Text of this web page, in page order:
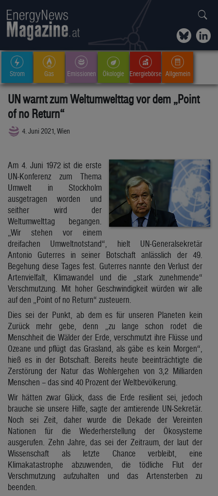
Strom Gas Emissionen Ökologie Energiebörse Allgemein
UN warnt zum Weltumwelttag vor dem „Point
of no Return“
4. Juni 2021, Wien
Am 4. Juni 1972 ist die erste
UN-Konferenz zum Thema
Umwelt in Stockholm
ausgetragen worden und
seither wird der
Weltumwelttag begangen.
„Wir stehen vor einem
dreifachen Umweltnotstand“, hielt UN-Generalsekretär
Antonio Guterres in seiner Botschaft anlässlich der 49.
Begehung diese Tages fest. Guterres nannte den Verlust der
Artenvielfalt, Klimawandel und die „stark zunehmende“
Verschmutzung. Mit hoher Geschwindigkeit würden wir alle
auf den „Point of no Return“ zusteuern.
Dies sei der Punkt, ab dem es für unseren Planeten kein
Zurück mehr gebe, denn „zu lange schon rodet die
Menschheit die Wälder der Erde, verschmutzt ihre Flüsse und
Ozeane und pflügt das Grasland, als gäbe es kein Morgen“,
hieß es in der Botschaft. Bereits heute beeinträchtigte die
Zerstörung der Natur das Wohlergehen von 3,2 Milliarden
Menschen – das sind 40 Prozent der Weltbevölkerung.
Wir hätten zwar Glück, dass die Erde resilient sei, jedoch
brauche sie unsere Hilfe, sagte der amtierende UN-Sekretär.
Noch sei Zeit, daher wurde die Dekade der Vereinten
Nationen für die Wiederherstellung der Ökosysteme
ausgerufen. Zehn Jahre, das sei der Zeitraum, der laut der
Wissenschaft als letzte Chance verbleibt, eine
Klimakatastrophe abzuwenden, die tödliche Flut der
Verschmutzung aufzuhalten und das Artensterben zu
beenden.